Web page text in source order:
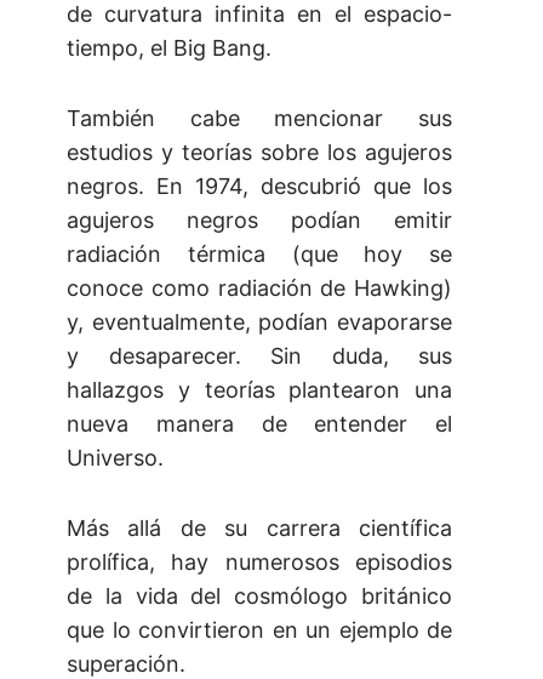
de curvatura infinita en el espacio-
tiempo, el Big Bang.
También cabe mencionar sus
estudios y teorías sobre los agujeros
negros. En 1974, descubrió que los
agujeros negros podían emitir
radiación térmica (que hoy se
conoce como radiación de Hawking)
y, eventualmente, podían evaporarse
y desaparecer. Sin duda, sus
hallazgos y teorías plantearon una
nueva manera de entender el
Universo.
Más allá de su carrera científica
prolífica, hay numerosos episodios
de la vida del cosmólogo británico
que lo convirtieron en un ejemplo de
superación.